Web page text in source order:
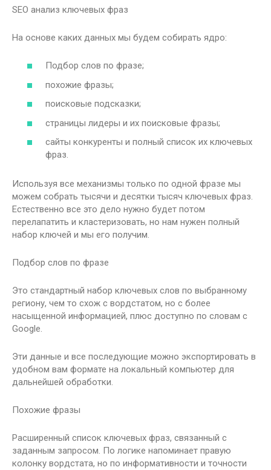
SEO анализ ключевых фраз
На основе каких данных мы будем собирать ядро:
Подбор слов по фразе;
похожие фразы;
поисковые подсказки;
страницы лидеры и их поисковые фразы;
сайты конкуренты и полный список их ключевых
фраз.
Используя все механизмы только по одной фразе мы
можем собрать тысячи и десятки тысяч ключевых фраз.
Естественно все это дело нужно будет потом
перелапатить и кластеризовать, но нам нужен полный
набор ключей и мы его получим.
Подбор слов по фразе
Это стандартный набор ключевых слов по выбранному
региону, чем то схож с вордстатом, но с более
насыщенной информацией, плюс доступно по словам с
Google.
Эти данные и все последующие можно экспортировать в
удобном вам формате на локальный компьютер для
дальнейшей обработки.
Похожие фразы
Расширенный список ключевых фраз, связанный с
заданным запросом. По логике напоминает правую
колонку вордстата, но по информативности и точности